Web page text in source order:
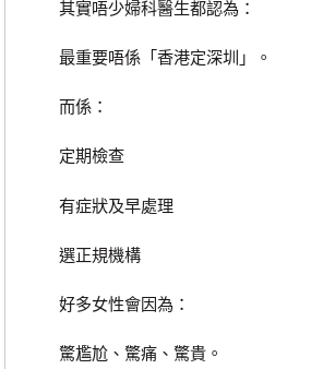
其實唔少婦科醫生都認為：
最重要唔係「香港定深圳」。
而係：
定期檢查
有症狀及早處理
選正規機構
好多女性會因為：
驚尷尬、驚痛、驚貴。